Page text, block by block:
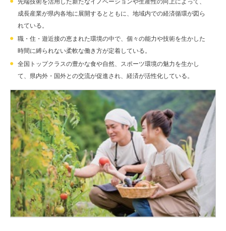
先端技術を活用した新たなイノベーションや生産性の向上によって、
成長産業が県内各地に展開するとともに、地域内での経済循環が図ら
れている。
職・住・遊近接の恵まれた環境の中で、個々の能力や技術を生かした
時間に縛られない柔軟な働き方が定着している。
全国トップクラスの豊かな食や自然、スポーツ環境の魅力を生かし
て、県内外・国外との交流が促進され、経済が活性化している。